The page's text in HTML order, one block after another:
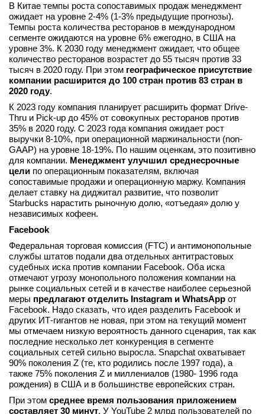
Вход
В Китае темпы роста сопоставимых продаж менеджмент
ожидает на уровне 2-4% (1-3% предыдущие прогнозы).
Темпы роста количества ресторанов в международном
сегменте ожидаются на уровне 6% ежегодно, в США на
уровне 3%. К 2030 году менеджмент ожидает, что общее
количество ресторанов возрастет до 55 тысяч против 33
тысяч в 2020 году. При этом географическое присутствие
компании расширится до 100 стран против 83 стран в
2020 году.
К 2023 году компания планирует расширить формат Drive-
Thru и Pick-up до 45% от совокупных ресторанов против
35% в 2020 году. С 2023 года компания ожидает рост
выручки 8-10%, при операционной маржинальности (non-
GAAP) на уровне 18-19%. По нашим оценкам, это позитивно
для компании. Менеджмент улучшил среднесрочные
цели по операционным показателям, включая
сопоставимые продажи и операционную маржу. Компания
делает ставку на диджитал развитие, что позволит
Starbucks нарастить рыночную долю, «отъедая» долю у
независимых кофеен.
Facebook
Федеральная торговая комиссия (FTC) и антимонопольные
службы штатов подали два отдельных антитрастовых
судебных иска против компании Facebook. Оба иска
отмечают угрозу монопольного положения компании на
рынке социальных сетей и в качестве наиболее серьезной
меры предлагают отделить Instagram и WhatsApp от
Facebook. Надо сказать, что идея разделить Facebook и
других ИТ-гигантов не новая, при этом на текущий момент
мы отмечаем низкую вероятность данного сценария, так как
последние несколько лет конкуренция в сегменте
социальных сетей сильно выросла. Snapchat охватывает
90% поколения Z (те, кто родились после 1997 года), а
также 75% поколения Z и миллениалов (1980- 1996 года
рождения) в США и в большинстве европейских стран.
При этом среднее время пользования приложением
составляет 30 минут. У YouTube 2 млрд пользователей по